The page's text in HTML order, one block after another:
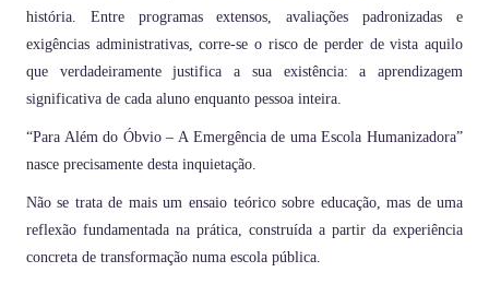
história. Entre programas extensos, avaliações padronizadas e
exigências administrativas, corre-se o risco de perder de vista aquilo
que verdadeiramente justifica a sua existência: a aprendizagem
significativa de cada aluno enquanto pessoa inteira.
“Para Além do Óbvio – A Emergência de uma Escola Humanizadora”
nasce precisamente desta inquietação.
Não se trata de mais um ensaio teórico sobre educação, mas de uma
reflexão fundamentada na prática, construída a partir da experiência
concreta de transformação numa escola pública.